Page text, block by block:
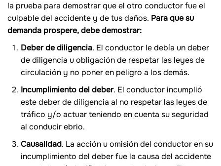
la prueba para demostrar que el otro conductor fue el
culpable del accidente y de tus daños. Para que su
demanda prospere, debe demostrar:
Deber de diligencia. El conductor le debía un deber
de diligencia u obligación de respetar las leyes de
circulación y no poner en peligro a los demás.
Incumplimiento del deber. El conductor incumplió
este deber de diligencia al no respetar las leyes de
tráfico y/o actuar teniendo en cuenta su seguridad
al conducir ebrio.
Causalidad. La acción u omisión del conductor en su
incumplimiento del deber fue la causa del accidente